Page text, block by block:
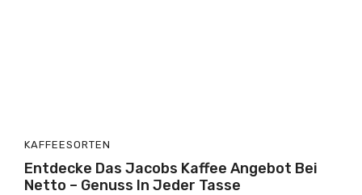
KAFFEESORTEN
Entdecke Das Jacobs Kaffee Angebot Bei
Netto – Genuss In Jeder Tasse